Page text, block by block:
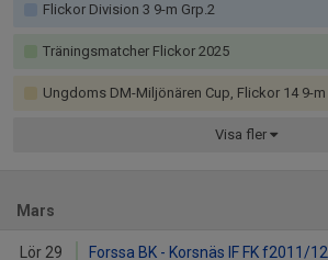
Flickor Division 3 9-m Grp.2
Träningsmatcher Flickor 2025
Ungdoms DM-Miljönären Cup, Flickor 14 9-m
Visa fler
Mars
Lör 29
Forssa BK - Korsnäs IF FK f2011/12